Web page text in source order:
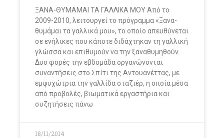
ΞΑΝΑ-ΘΥΜΑΜΑΙ ΤΑ ΓΑΛΛΙΚΑ ΜΟΥ Από το
2009-2010, λειτουργεί το πρόγραμμα «Ξανα-
θυμάμαι τα γαλλικά μου», το οποίο απευθύνεται
σε ενήλικες που κάποτε διδάχτηκαν τη γαλλική
γλώσσα και επιθυμούν να την ξαναθυμηθούν.
Δυο φορές την εβδομάδα οργανώνονται
συναντήσεις στο Σπίτι της Αντουανέττας, με
εμψυχώτρια την γαλλίδα σταζιέρ, η οποία μέσα
από προβολές, βιωματικά εργαστήρια και
συζητήσεις πάνω
18/11/2014